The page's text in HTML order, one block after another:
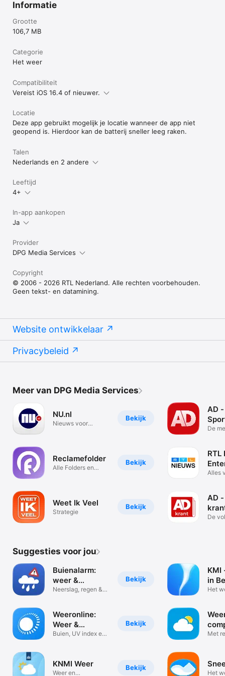
Informatie
Grootte
106,7 MB
Categorie
Het weer
Compatibiliteit
Vereist iOS 16.4 of nieuwer.
Locatie
Deze app gebruikt mogelijk je locatie wanneer de app niet
geopend is. Hierdoor kan de batterij sneller leeg raken.
Talen
Nederlands en 2 andere
Leeftijd
4+
In-app aankopen
Ja
Provider
DPG Media Services
Copyright
© 2006 - 2026 RTL Nederland. Alle rechten voorbehouden.
Geen tekst- en datamining.
Website ontwikkelaar
Privacybeleid
Meer van DPG Media Services
Bekijk
NU.nl
Nieuws voor
Bekijk
Reclamefolder
Alle Folders en
Bekijk
Weet Ik Veel
Strategie
AD
De
RTL
Alles
AD
De
Suggesties voor jou
Bekijk
Buienalarm:
weer &
regenradar
Neerslag, regen &
Bekijk
Weeronline:
Weer &
regenradar
Buien, UV index en
Bekijk
KNMI Weer
Weer en
KMI
in
Het
app
Met
Het